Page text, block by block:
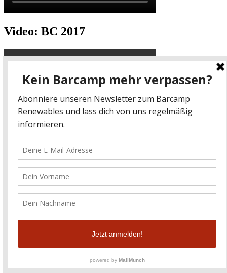
Video: BC 2017
Datenschutz-Impressum
kontakt@barcamp-renewables.de
energieblogger.net
Facebook-Link
Twitter-Link
© 2020 Energieblogger